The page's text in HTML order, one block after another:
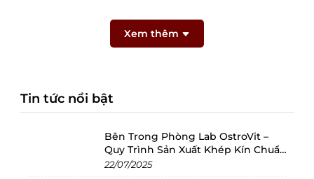
Xem thêm
Tin tức nổi bật
Bên Trong Phòng Lab OstroVit –
Quy Trình Sản Xuất Khép Kín Chuẩn
Châu Âu
22/07/2025